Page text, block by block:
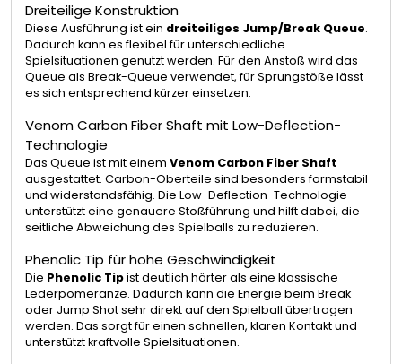
Dreiteilige Konstruktion
Diese Ausführung ist ein dreiteiliges Jump/Break Queue.
Dadurch kann es flexibel für unterschiedliche
Spielsituationen genutzt werden. Für den Anstoß wird das
Queue als Break-Queue verwendet, für Sprungstöße lässt
es sich entsprechend kürzer einsetzen.
Venom Carbon Fiber Shaft mit Low-Deflection-
Technologie
Das Queue ist mit einem Venom Carbon Fiber Shaft
ausgestattet. Carbon-Oberteile sind besonders formstabil
und widerstandsfähig. Die Low-Deflection-Technologie
unterstützt eine genauere Stoßführung und hilft dabei, die
seitliche Abweichung des Spielballs zu reduzieren.
Phenolic Tip für hohe Geschwindigkeit
Die Phenolic Tipist deutlich härter als eine klassische
Lederpomeranze. Dadurch kann die Energie beim Break
oder Jump Shot sehr direkt auf den Spielball übertragen
werden. Das sorgt für einen schnellen, klaren Kontakt und
unterstützt kraftvolle Spielsituationen.